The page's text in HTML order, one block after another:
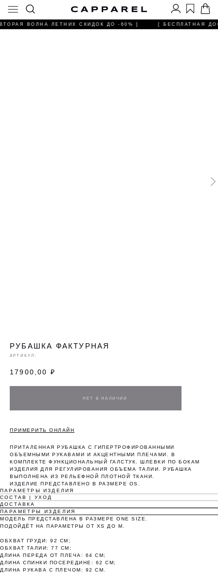
ВОЛНА ЛЕТНИХ СКИДОК ДО -60% ] [ БЕСПЛАТНАЯ
РУБАШКА ФАКТУРНАЯ
АРТИКУЛ:
17900,00 ₽
ПРИМЕРИТЬ ОНЛАЙН
ПРИТАЛЕННАЯ РУБАШКА С ГИПЕРТРОФИРОВАННЫМИ
ОБЪЕМНЫМИ РУКАВАМИ И АКЦЕНТНЫМИ ПЛЕЧАМИ. В
КОМПЛЕКТЕ ФУНКЦИОНАЛЬНЫЙ ГАЛСТУК. ШЛЕВКИ ПО БОКАМ
ИЗДЕЛИЯ ДЛЯ РЕГУЛИРОВАНИЯ ОБЪЕМА ТАЛИИ. РУБАШКА
ВЫПОЛНЕНА ИЗ РЕЛЬЕФНОЙ ПЛОТНОЙ ТКАНИ.
ИЗДЕЛИЕ ПРЕДСТАВЛЕНО В РАЗМЕРЕ OS.
ПАРАМЕТРЫ ИЗДЕЛИЯ
СОСТАВ | УХОД
ДОСТАВКА
ПАРАМЕТРЫ ИЗДЕЛИЯ
МОДЕЛЬ ПРЕДСТАВЛЕНА В РАЗМЕРЕ ONE SIZE.
ПОДОЙДЁТ НА ПАРАМЕТРЫ ОТ XS ДО M.
ОБХВАТ ГРУДИ: 92 СМ;
ОБХВАТ ТАЛИИ: 77 СМ;
ДЛИНА ПЕРЕДА ОТ ПЛЕЧА: 64 СМ;
ДЛИНА СПИНКИ ПОСЕРЕДИНЕ: 62 СМ;
ДЛИНА РУКАВА С ПЛЕЧОМ: 92 СМ.